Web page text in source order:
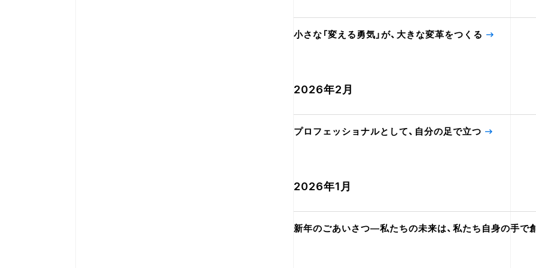
小さな「変える勇気」が、大きな変革をつくる
2026年2月
プロフェッショナルとして、自分の足で立つ
2026年1月
新年のごあいさつ—私たちの未来は、私たち自身の手で